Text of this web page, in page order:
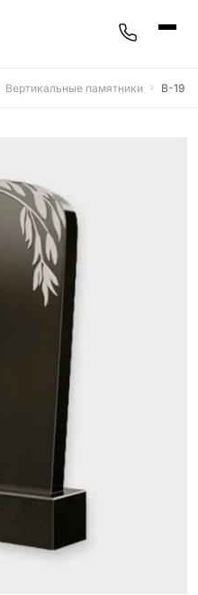
Вертикальные памятники В-19